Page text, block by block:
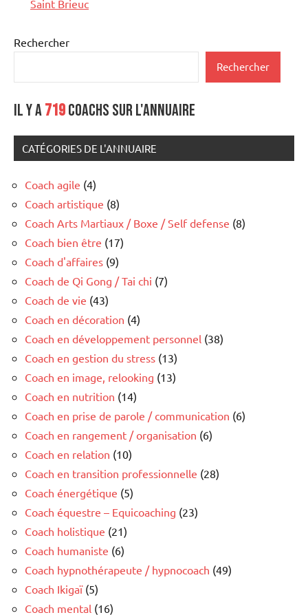
Saint Brieuc
Rechercher
Rechercher
Il y a719coachs sur l'annuaire
CATÉGORIES DE L'ANNUAIRE
Coach agile (4)
Coach artistique (8)
Coach Arts Martiaux / Boxe / Self defense (8)
Coach bien être (17)
Coach d'affaires (9)
Coach de Qi Gong / Tai chi (7)
Coach de vie (43)
Coach en décoration (4)
Coach en développement personnel (38)
Coach en gestion du stress (13)
Coach en image, relooking (13)
Coach en nutrition (14)
Coach en prise de parole / communication (6)
Coach en rangement / organisation (6)
Coach en relation (10)
Coach en transition professionnelle (28)
Coach énergétique (5)
Coach équestre – Equicoaching (23)
Coach holistique (21)
Coach humaniste (6)
Coach hypnothérapeute / hypnocoach (49)
Coach Ikigaï(5)
Coach mental (16)